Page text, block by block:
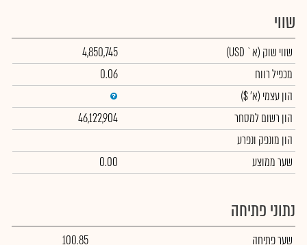
שווי
שווי שוק (א` USD)
4,850,745
מכפיל רווח
0.06
הון עצמי (א' $)
הון רשום למסחר
46,122,904
הון מונפק ונפרע
שער ממוצע
0.00
נתוני פתיחה
שער פתיחה 100.85